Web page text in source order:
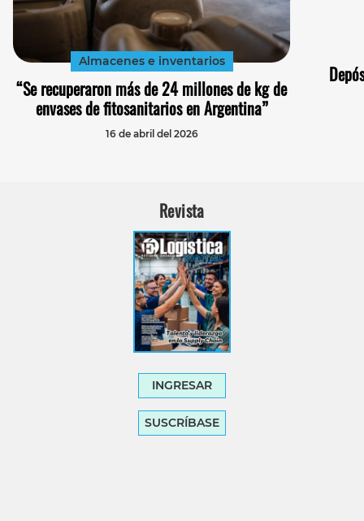
Almacenes e inventarios
“Se recuperaron más de 24 millones de kg de
envases de fitosanitarios en Argentina”
16 de abril del 2026
Revista
INGRESAR
SUSCRÍBASE